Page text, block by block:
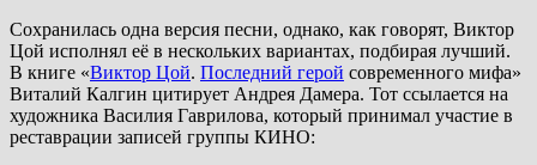
Сохранилась одна версия песни, однако, как говорят, Виктор
Цой исполнял её в нескольких вариантах, подбирая лучший.
В книге «Виктор Цой. Последний герой современного мифа»
Виталий Калгин цитирует Андрея Дамера. Тот ссылается на
художника Василия Гаврилова, который принимал участие в
реставрации записей группы КИНО: